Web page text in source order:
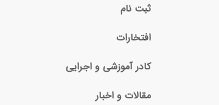
ثبت نام
افتخارات
کادر آموزشی و اجرایی
مقالات و اخبار